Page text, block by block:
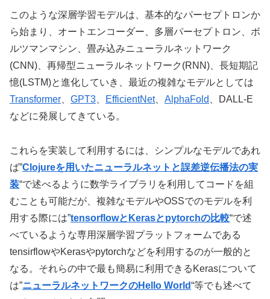
このような深層学習モデルは、基本的なパーセプトロンか
ら始まり、オートエンコーダー、多層パーセプトロン、ボ
ルツマンマシン、畳み込みニューラルネットワーク
(CNN)、再帰型ニューラルネットワーク(RNN)、長短期記
憶(LSTM)と進化していき、最近の複雑なモデルとしては
Transformer
GPT3 EfficientNet、 AlphaFold
、DALL-E
などに発展してきている。
これらを実装して利用するには、シンプルなモデルであれ
ば”Clojureを用いたニューラルネットと誤差逆伝播法の実
装“で述べるように数学ライブラリを利用してコードを組
むことも可能だが、複雑なモデルやOSSでのモデルを利
用する際には”tensorflowとKerasとpytorchの比較“で述
べているような専用深層学習プラットフォームである
tensirflowやKerasやpytorchなどを利用するのが一般的と
なる。それらの中で最も簡易に利用できるKerasについて
は”ニューラルネットワークのHello World“等でも述べて